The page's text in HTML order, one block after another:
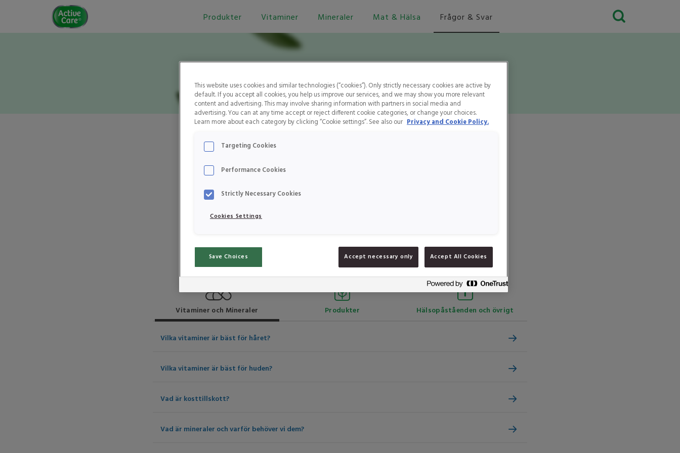
Active
Care
Produkter Vitaminer Mineraler Mat & Hälsa Frågor & Svar
Vitaminer och Mineraler
Vitaminer och Mineraler Produkter Hälsopåståenden och övrigt
Vilka vitaminer är bäst för håret?
Vilka vitaminer är bäst för huden?
Vad är kosttillskott?
Vad är mineraler och varför behöver vi dem?
This website uses cookies and similar technologies (“cookies”). Only strictly necessary cookies are active by
default. If you accept all cookies, you help us improve our services, and we may show you more relevant
content and advertising. This may involve sharing information with partners in social media and
advertising. You can at any time accept or reject different cookie categories, or change your choices.
Learn more about each category by clicking “Cookie settings”. See also our Privacy and Cookie Policy.
Targeting Cookies
Performance Cookies
Strictly Necessary Cookies
Cookies Settings
Save Choices Accept necessary only Accept All Cookies